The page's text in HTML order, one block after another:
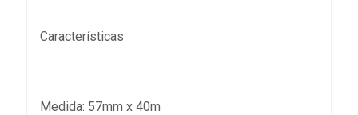
Características
Medida: 57mm x 40m